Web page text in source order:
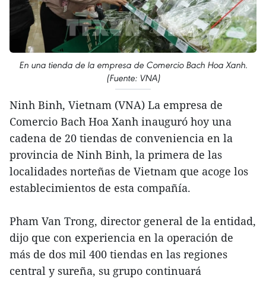
En una tienda de la empresa de Comercio Bach Hoa Xanh.
(Fuente: VNA)
Ninh Binh, Vietnam (VNA) La empresa de
Comercio Bach Hoa Xanh inauguró hoy una
cadena de 20 tiendas de conveniencia en la
provincia de Ninh Binh, la primera de las
localidades norteñas de Vietnam que acoge los
establecimientos de esta compañía.
Pham Van Trong, director general de la entidad,
dijo que con experiencia en la operación de
más de dos mil 400 tiendas en las regiones
central y sureña, su grupo continuará